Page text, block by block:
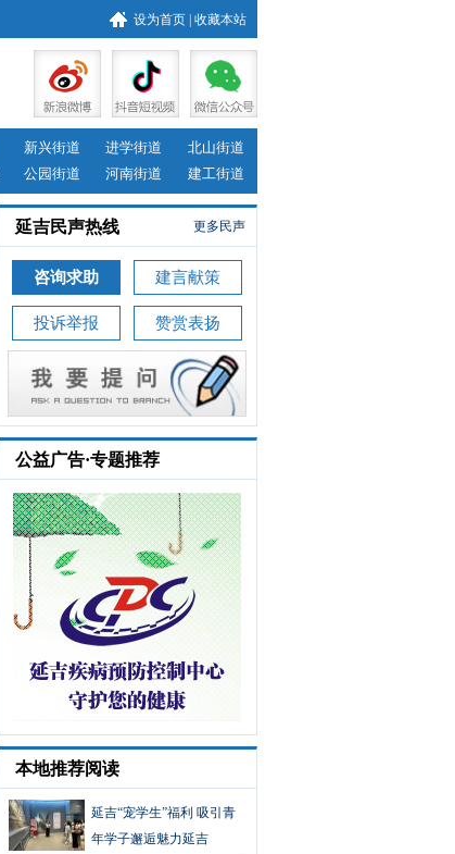
设为首页 收藏本站
新兴街道 进学街道
北山街道
公园街道 河南街道 建工街道
更多民声
延吉民声热线
咨询求助 建言献策
投诉举报 赞赏表扬
公益广告·专题推荐
本地推荐阅读
延吉“宠学生”福利 吸引青
年学子邂逅魅力延吉